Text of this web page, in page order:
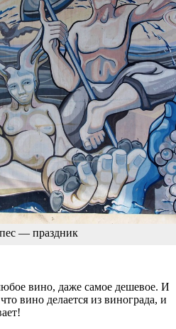
— праздник
вино, даже самое дешевое. И
вино делается из винограда, и